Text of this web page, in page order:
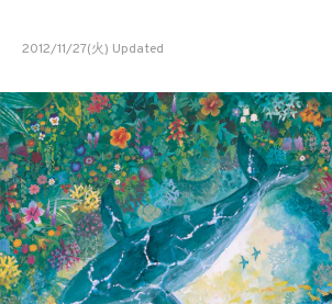
2012/11/27(火) Updated